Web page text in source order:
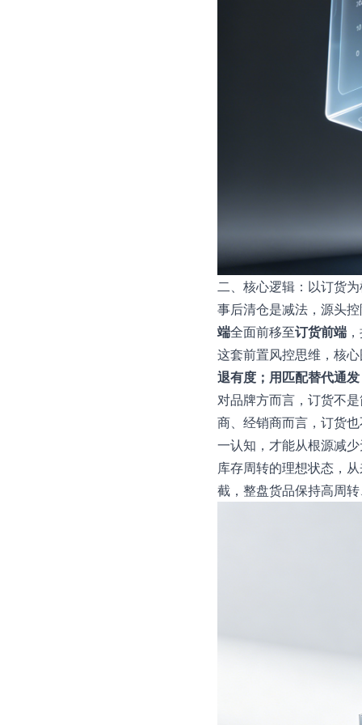
二、核心逻辑：以订货
事后清仓是减法，源头
端全面前移至订货前端
这套前置风控思维，核
退有度；用匹配替代通
对品牌方而言，订货不
商、经销商而言，订货
一认知，才能从根源减
库存周转的理想状态，
截，整盘货品保持高周